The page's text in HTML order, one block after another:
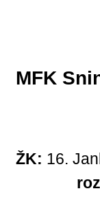
MFK
ŽK: 16.